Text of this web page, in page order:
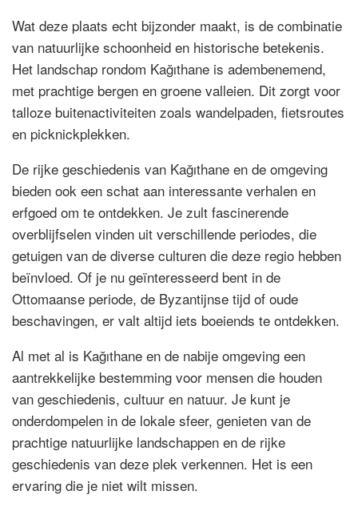
Wat deze plaats echt bijzonder maakt, is de combinatie
van natuurlijke schoonheid en historische betekenis.
Het landschap rondom Kağıthane is adembenemend,
met prachtige bergen en groene valleien. Dit zorgt voor
talloze buitenactiviteiten zoals wandelpaden, fietsroutes
en picknickplekken.
De rijke geschiedenis van Kağıthane en de omgeving
bieden ook een schat aan interessante verhalen en
erfgoed om te ontdekken. Je zult fascinerende
overblijfselen vinden uit verschillende periodes, die
getuigen van de diverse culturen die deze regio hebben
beïnvloed. Of je nu geïnteresseerd bent in de
Ottomaanse periode, de Byzantijnse tijd of oude
beschavingen, er valt altijd iets boeiends te ontdekken.
Al met al is Kağıthane en de nabije omgeving een
aantrekkelijke bestemming voor mensen die houden
van geschiedenis, cultuur en natuur. Je kunt je
onderdompelen in de lokale sfeer, genieten van de
prachtige natuurlijke landschappen en de rijke
geschiedenis van deze plek verkennen. Het is een
ervaring die je niet wilt missen.